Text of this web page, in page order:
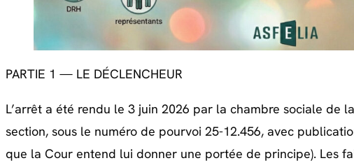
PARTIE 1 — LE DÉCLENCHEUR
L’arrêt a été rendu le 3 juin 2026 par la chambre sociale de
section, sous le numéro de pourvoi 25-12.456, avec
que la Cour entend lui donner une portée de principe). Les